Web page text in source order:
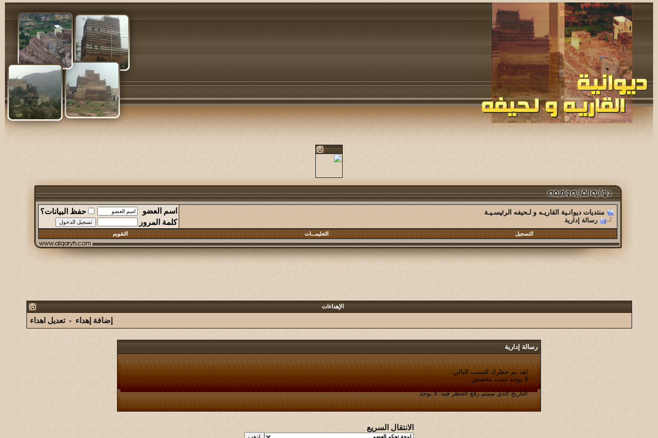
منتديات ديوانـية القاريـه و لـحيفه الرئيسـيـة
رسالة إدارية
اسم العضو
حفظ البيانات؟
كلمة المرور
التسجيل التعليمـــات التقويم
الإهداءات
إضافة إهداء -تعديل اهداء
رسالة إدارية
لقد تم حظرك للسبب التالي:
لا يوجد سبب مخصص.
التاريخ الذي سيتم رفع الحظر فيه: لا يوجد
الانتقال السريع